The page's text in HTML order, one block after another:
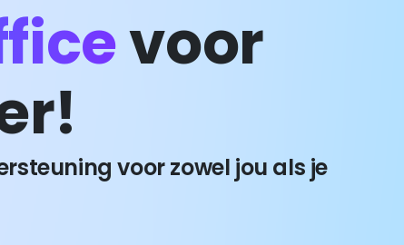
voor
voor zowel jou als je